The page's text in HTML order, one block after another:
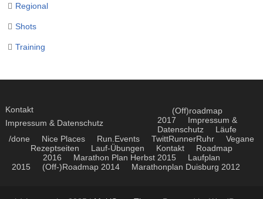
Regional
Shots
Training
Kontakt
Impressum & Datenschutz
(Off)roadmap
2017
Impressum &
Datenschutz
Läufe
/done
Nice Places Run.Events TwittRunnerRuhr
Vegane
Rezeptseiten
Lauf-Übungen Kontakt
Roadmap
2016
Marathon Plan Herbst 2015
Laufplan
2015
(Off-)Roadmap 2014 Marathonplan Duisburg 2012